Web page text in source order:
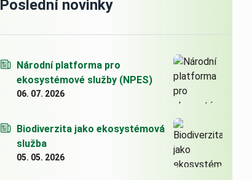
Poslední novinky
Národní platforma pro
ekosystémové služby (NPES)
06. 07. 2026
Biodiverzita jako ekosystémová
služba
05. 05. 2026